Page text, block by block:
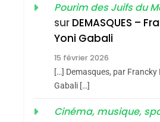
Dis
Nouvelle
Boy
ISRAÉL
Accords
Pourim des Juifs du
sur DEMASQUES –
Yoni Gabali
15 février 2026
[…] Demasques, par Francky
Gabali […]
Cinéma, musique,